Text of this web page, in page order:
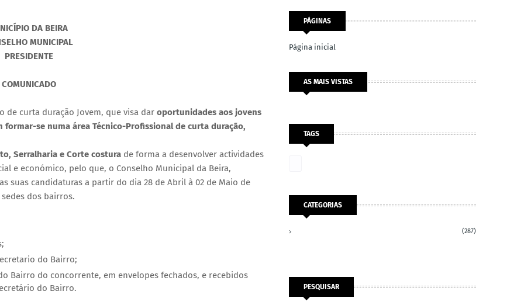
DA BEIRA
MUNICIPAL
PRESIDENTE
COMUNICADO
curta duração Jovem, que visa dar oportunidades aos jovens
formar-se numa área Técnico-Profissional de curta duração,
Serralharia e Corte costura de forma a desenvolver actividades
e económico, pelo que, o Conselho Municipal da Beira,
suas candidaturas a partir do dia 28 de Abril à 02 de Maio de
dos bairros.
do Bairro;
Bairro do concorrente, em envelopes fechados, e recebidos
do Bairro.
PÁGINAS
Página inicial
AS MAIS VISTAS
TAGS
CATEGORIAS
(287)
PESQUISAR